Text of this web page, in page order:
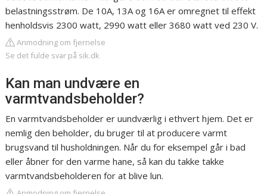
belastningsstrøm. De 10A, 13A og 16A er omregnet til effekt
henholdsvis 2300 watt, 2990 watt eller 3680 watt ved 230 V.
Anmodning om fjernelse
Se det fulde svar på sik.dk
Kan man undvære en
varmtvandsbeholder?
En varmtvandsbeholder er uundværlig i ethvert hjem. Det er
nemlig den beholder, du bruger til at producere varmt
brugsvand til husholdningen. Når du for eksempel går i bad
eller åbner for den varme hane, så kan du takke takke
varmtvandsbeholderen for at blive lun.